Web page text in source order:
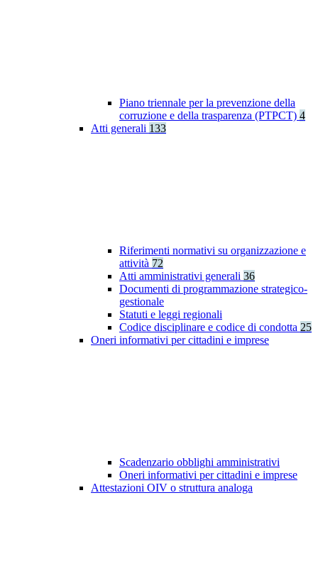
Piano triennale per la prevenzione della
corruzione e della trasparenza (PTPCT) 4
Atti generali 133
Riferimenti normativi su organizzazione e
attività 72
Atti amministrativi generali 36
Documenti di programmazione strategico-
gestionale
Statuti e leggi regionali
Codice disciplinare e codice di condotta 25
Oneri informativi per cittadini e imprese
Scadenzario obblighi amministrativi
Oneri informativi per cittadini e imprese
Attestazioni OIV o struttura analoga